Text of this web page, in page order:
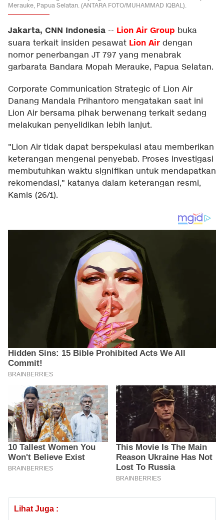
Merauke, Papua Selatan. (ANTARA FOTO/MUHAMMAD IQBAL).
Jakarta, CNN Indonesia -- Lion Air Group buka
suara terkait insiden pesawat Lion Air dengan
nomor penerbangan JT 797 yang menabrak
garbarata Bandara Mopah Merauke, Papua Selatan.
Corporate Communication Strategic of Lion Air
Danang Mandala Prihantoro mengatakan saat ini
Lion Air bersama pihak berwenang terkait sedang
melakukan penyelidikan lebih lanjut.
"Lion Air tidak dapat berspekulasi atau memberikan
keterangan mengenai penyebab. Proses investigasi
membutuhkan waktu signifikan untuk mendapatkan
rekomendasi," katanya dalam keterangan resmi,
Kamis (26/1).
Lihat Juga :